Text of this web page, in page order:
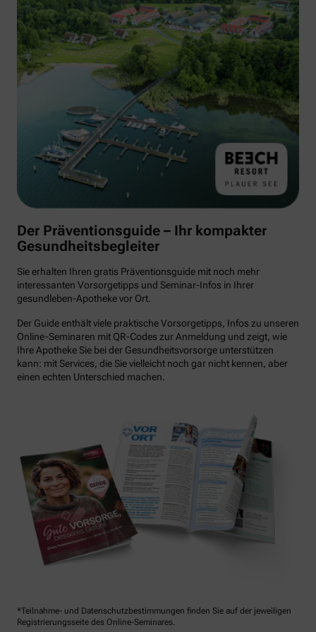
Der Präventionsguide – Ihr kompakter
Gesundheitsbegleiter
Sie erhalten Ihren gratis Präventionsguide mit noch mehr
interessanten Vorsorgetipps und Seminar-Infos in Ihrer
gesundleben-Apotheke vor Ort.
Der Guide enthält viele praktische Vorsorgetipps, Infos zu unseren
Online-Seminaren mit QR-Codes zur Anmeldung und zeigt, wie
Ihre Apotheke Sie bei der Gesundheitsvorsorge unterstützen
kann: mit Services, die Sie vielleicht noch gar nicht kennen, aber
einen echten Unterschied machen.
*Teilnahme- und Datenschutzbestimmungen finden Sie auf der jeweiligen
Registrierungsseite des Online-Seminares.